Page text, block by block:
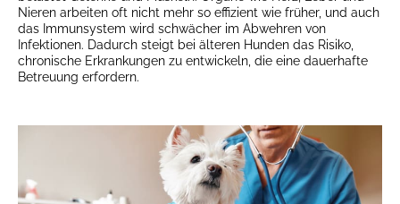
Nieren arbeiten oft nicht mehr so effizient wie früher, und auch
das Immunsystem wird schwächer im Abwehren von
Infektionen. Dadurch steigt bei älteren Hunden das Risiko,
chronische Erkrankungen zu entwickeln, die eine dauerhafte
Betreuung erfordern.